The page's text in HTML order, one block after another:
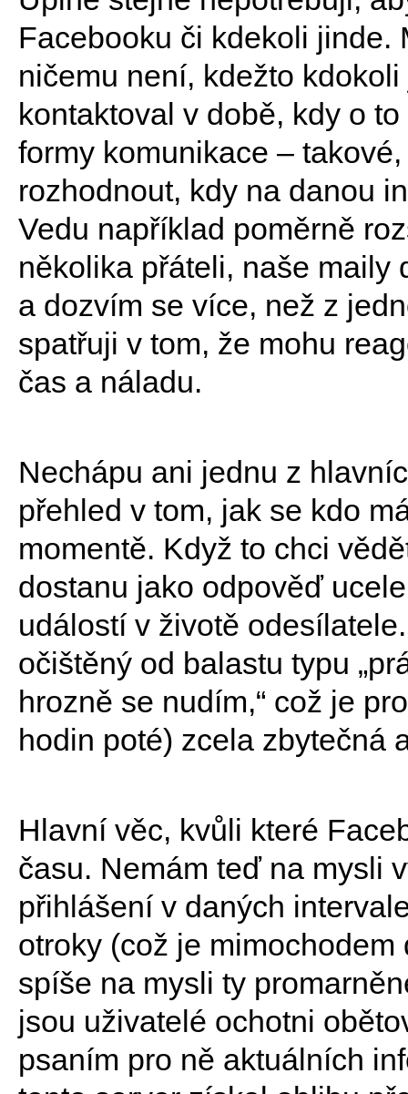
Facebooku či kdekoli jinde.
ničemu není, kdežto
kontaktoval v době, kdy o
formy komunikace –
rozhodnout, kdy na danou
Vedu například poměrně
několika přáteli, naše maily
a dozvím se více, než z
spatřuji v tom, že mohu
čas a náladu.
Nechápu ani jednu z
přehled v tom, jak se kdo
momentě. Když to chci
dostanu jako odpověď
událostí v životě
očištěný od balastu typu
hrozně se nudím,“ což je
hodin poté) zcela zbytečná
Hlavní věc, kvůli které
času. Nemám teď na mysli
přihlášení v daných
otroky (což je
spíše na mysli ty
jsou uživatelé ochotni
psaním pro ně aktuálních